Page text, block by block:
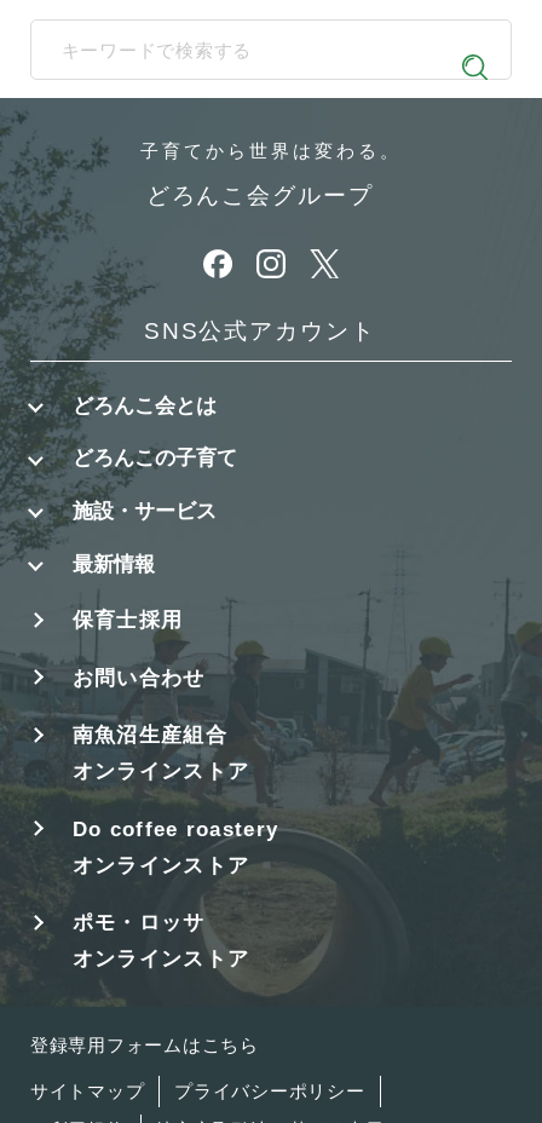
When autocomplete results are available use up and down
子育てから 世界は変わる。
どろんこ会グループ
別ウィンドウで開きます
別ウィンドウで開きます
別ウィンドウで開きます
SNS公式アカウント
どろんこ会とは
どろんこの子育て
施設・サービス
最新情報
保育士採用
お問い合わせ
南魚沼生産組合
オンラインストア
Do coffee roastery
オンラインストア
ポモ・ロッサ
オンラインストア
登録専用フォームはこちら
サイトマップ
プライバシーポリシー